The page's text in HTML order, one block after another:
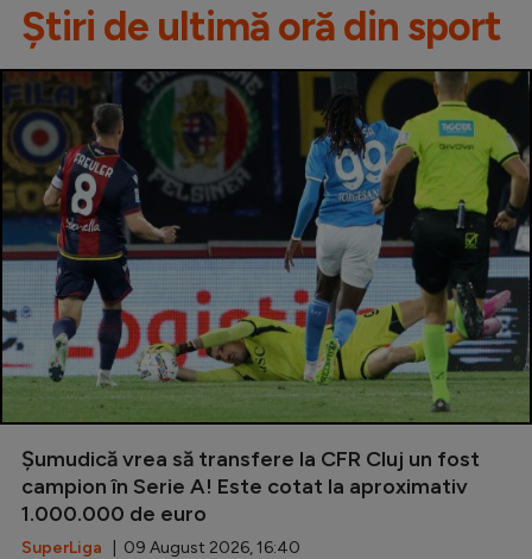
Știri de ultimă oră din sport
Șumudică vrea să transfere la CFR Cluj un fost
campion în Serie A! Este cotat la aproximativ
1.000.000 de euro
SuperLiga | 09 August 2026, 16:40